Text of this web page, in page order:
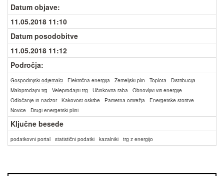
Datum objave:
11.05.2018 11:10
Datum posodobitve
11.05.2018 11:12
Področja:
Gospodinjski odjemalci Električna energija Zemeljski plin Toplota
Distribucija
Maloprodajni trg
Veleprodajni trg Učinkovita raba
Obnovljivi viri energije
Odločanje in nadzor
Kakovost oskrbe Pametna omrežja
Energetske storitve
Novice
Drugi energetski plini
Ključne besede
podatkovni portal statistični podatki kazalniki trg z energijo